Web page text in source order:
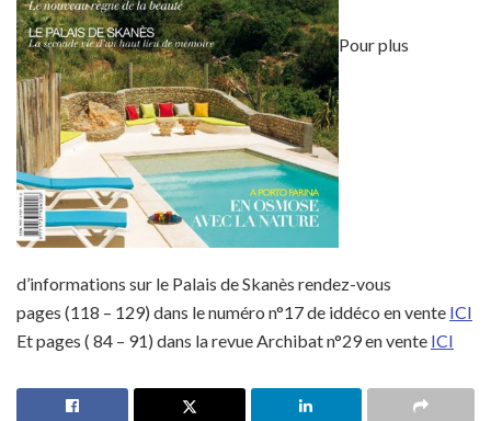
Pour plus
d’informations sur le Palais de Skanès rendez-vous
pages (118 – 129) dans le numéro n°17 de iddéco en vente ICI
Et pages ( 84 – 91) dans la revue Archibat n°29 en vente ICI